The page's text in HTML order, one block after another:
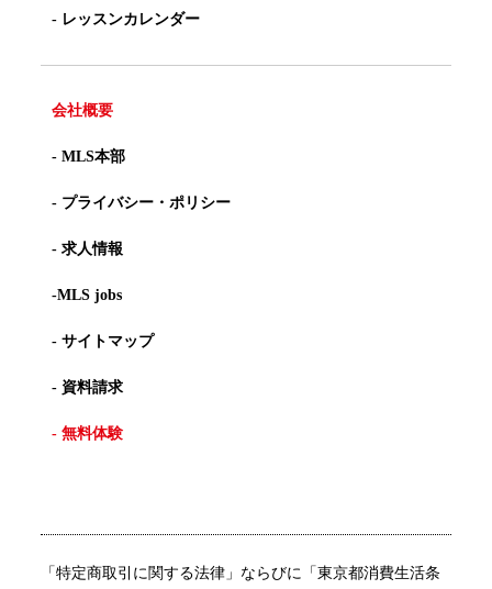
- レッスンカレンダー
会社概要
- MLS本部
- プライバシー・ポリシー
- 求人情報
-MLS jobs
- サイトマップ
- 資料請求
- 無料体験
「特定商取引に関する法律」ならびに「東京都消費生活条